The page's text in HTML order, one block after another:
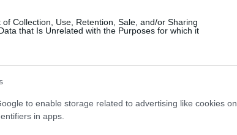
Collection, Use, Retention, Sale, and/or Sharing
that Is Unrelated with the Purposes for which it
to enable storage related to advertising like cookies on
in apps.